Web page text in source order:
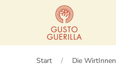
Zum Hauptinhalt springen
Start Die WirtInnen